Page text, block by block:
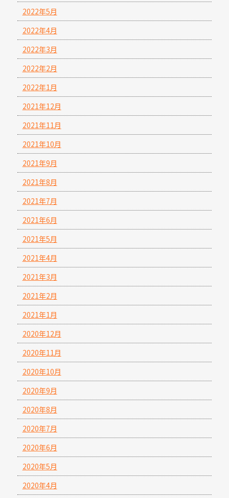
2022年5月
2022年4月
2022年3月
2022年2月
2022年1月
2021年12月
2021年11月
2021年10月
2021年9月
2021年8月
2021年7月
2021年6月
2021年5月
2021年4月
2021年3月
2021年2月
2021年1月
2020年12月
2020年11月
2020年10月
2020年9月
2020年8月
2020年7月
2020年6月
2020年5月
2020年4月